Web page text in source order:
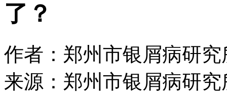
了？
作者：郑州市银屑病研究
来源：郑州市银屑病研究